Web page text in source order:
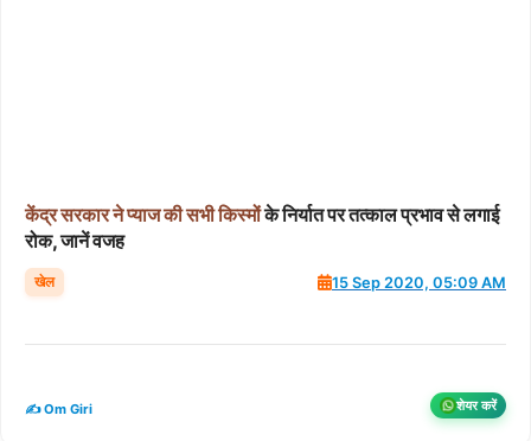
केंद्रसरकारनेप्याजकीसभीकिस्मोंके निर्यात पर तत्काल प्रभाव से लगाई
रोक, जानें वजह
खेल 15 Sep 2020, 05:09 AM
✍️ Om Giri शेयर करें